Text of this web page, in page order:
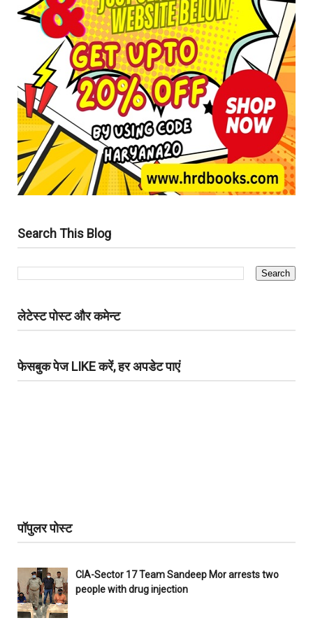
Search This Blog
लेटेस्ट पोस्ट और कमेन्ट
फेसबुक पेज LIKE करें, हर अपडेट पाएं
पॉपुलर पोस्ट
CIA-Sector 17 Team Sandeep Mor arrests two
people with drug injection